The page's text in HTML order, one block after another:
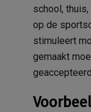
school,
op de
stimuleert
gemaakt